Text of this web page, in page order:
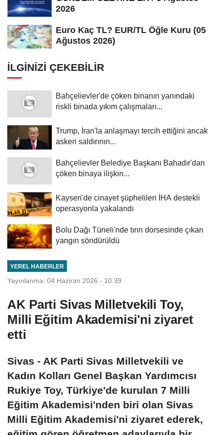
2026
Euro Kaç TL? EUR/TL Öğle Kuru (05
Ağustos 2026)
İLGINIZI ÇEKEBILIR
Bahçelievler'de çöken binanın yanındaki
riskli binada yıkım çalışmaları...
Trump, İran'la anlaşmayı tercih ettiğini ancak
askeri saldırının...
Bahçelievler Belediye Başkanı Bahadır'dan
çöken binaya ilişkin...
Kayseri'de cinayet şüphelileri İHA destekli
operasyonla yakalandı
Bolu Dağı Tüneli'nde tırın dorsesinde çıkan
yangın söndürüldü
YEREL HABERLER
Yayınlanma: 04 Haziran 2026 - 10:39
AK Parti Sivas Milletvekili Toy,
Milli Eğitim Akademisi'ni ziyaret
etti
Sivas - AK Parti Sivas Milletvekili ve
Kadın Kolları Genel Başkan Yardımcısı
Rukiye Toy, Türkiye'de kurulan 7 Milli
Eğitim Akademisi'nden biri olan Sivas
Milli Eğitim Akademisi'ni ziyaret ederek,